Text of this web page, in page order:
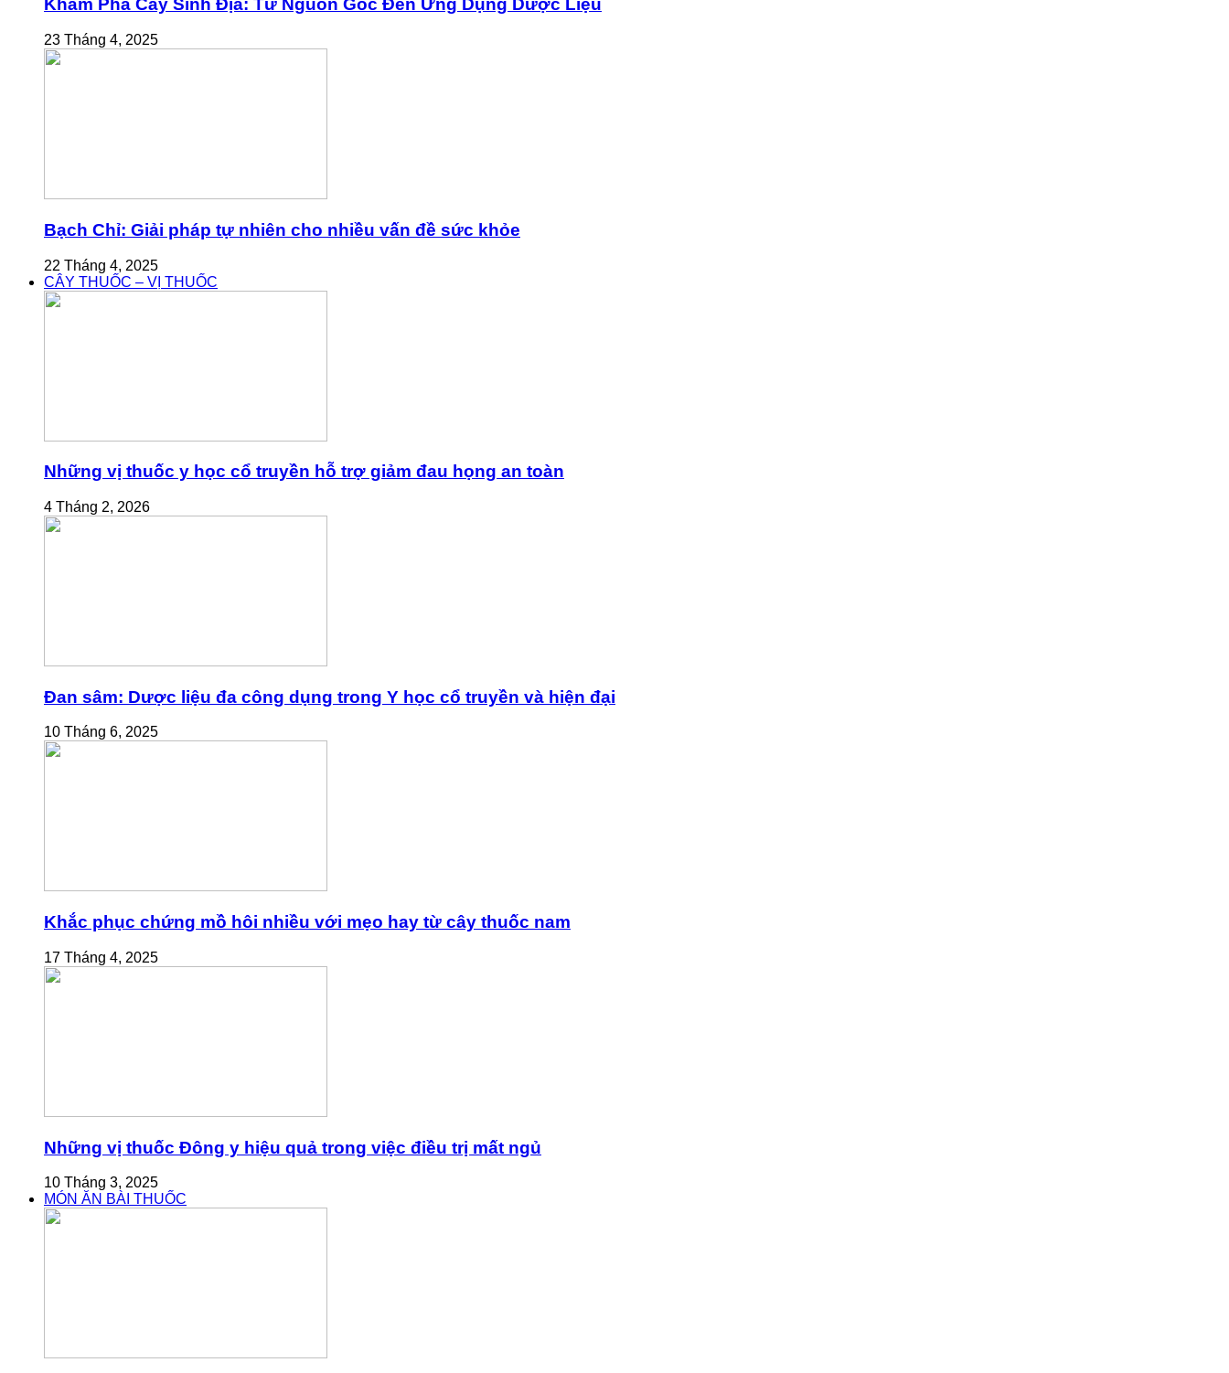
Khám Phá Cây Sinh Địa: Từ Nguồn Gốc Đến Ứng Dụng Dược Liệu
23 Tháng 4, 2025
Bạch Chỉ: Giải pháp tự nhiên cho nhiều vấn đề sức khỏe
22 Tháng 4, 2025
CÂY THUỐC – VỊ THUỐC
Những vị thuốc y học cổ truyền hỗ trợ giảm đau họng an toàn
4 Tháng 2, 2026
Đan sâm: Dược liệu đa công dụng trong Y học cổ truyền và hiện đại
10 Tháng 6, 2025
Khắc phục chứng mồ hôi nhiều với mẹo hay từ cây thuốc nam
17 Tháng 4, 2025
Những vị thuốc Đông y hiệu quả trong việc điều trị mất ngủ
10 Tháng 3, 2025
MÓN ĂN BÀI THUỐC